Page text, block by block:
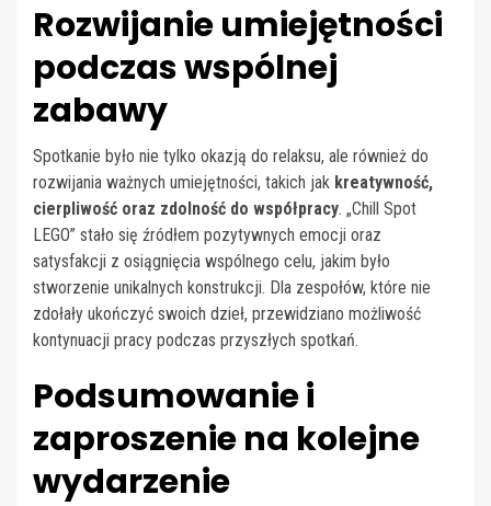
Rozwijanie umiejętności
podczas wspólnej
zabawy
Spotkanie było nie tylko okazją do relaksu, ale również do
rozwijania ważnych umiejętności, takich jak kreatywność,
cierpliwość oraz zdolność do współpracy. „Chill Spot
LEGO” stało się źródłem pozytywnych emocji oraz
satysfakcji z osiągnięcia wspólnego celu, jakim było
stworzenie unikalnych konstrukcji. Dla zespołów, które nie
zdołały ukończyć swoich dzieł, przewidziano możliwość
kontynuacji pracy podczas przyszłych spotkań.
Podsumowanie i
zaproszenie na kolejne
wydarzenie